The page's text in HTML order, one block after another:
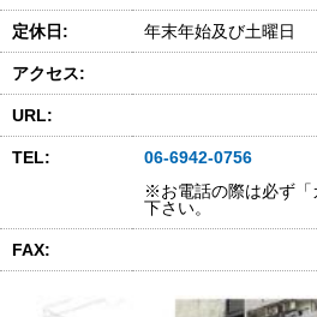
定休日: 年末年始及び土曜日
アクセス:
URL:
TEL:
06-6942-0756
※お電話の際は必ず「
下さい。
FAX: